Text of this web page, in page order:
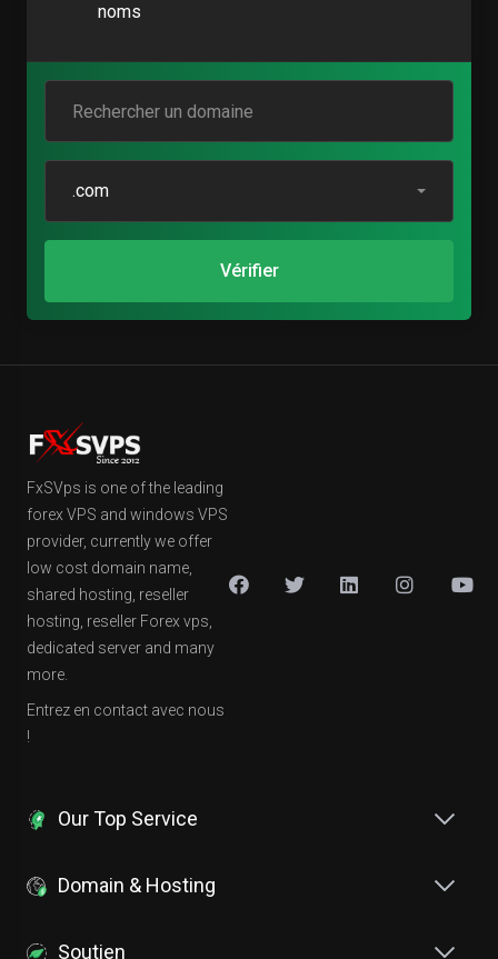
noms
.com
Vérifier
FxSVps is one of the leading
forex VPS and windows VPS
provider, currently we offer
low cost domain name,
shared hosting, reseller
hosting, reseller Forex vps,
dedicated server and many
more.
Entrez en contact avec nous
!
Our Top Service
Domain & Hosting
Soutien